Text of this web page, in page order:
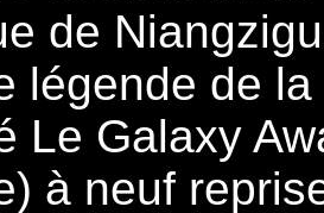
de
légende de
Le Galaxy
à neuf